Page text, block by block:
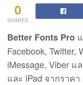
0
SHARES
Better Fonts Pro
Facebook, Twitter,
iMessage, Viber
และ iPad จากราค